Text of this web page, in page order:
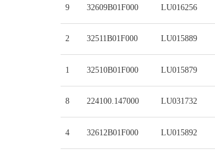
9 32609B01F000 LU016256
2 32511B01F000 LU015889
1 32510B01F000 LU015879
8 224100.147000 LU031732
4 32612B01F000 LU015892